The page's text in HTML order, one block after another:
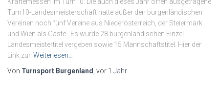
Turn10-Landesmeisterschaft hatte außer den burgenländischen
Vereinen noch fünf Vereine aus Niederösterreich, der Steiermark
und Wien als Gäste. Es wurde 28 burgenländischen Einzel-
Landesmeistertitel vergeben sowie 15 Mannschaftstitel. Hier der
Link zur Weiterlesen…
Von Turnsport Burgenland , vor 1 Jahr